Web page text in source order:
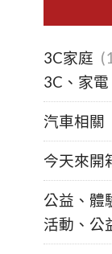
3C家庭
3C、家
汽車相關
今天來開
公益、體
活動、公